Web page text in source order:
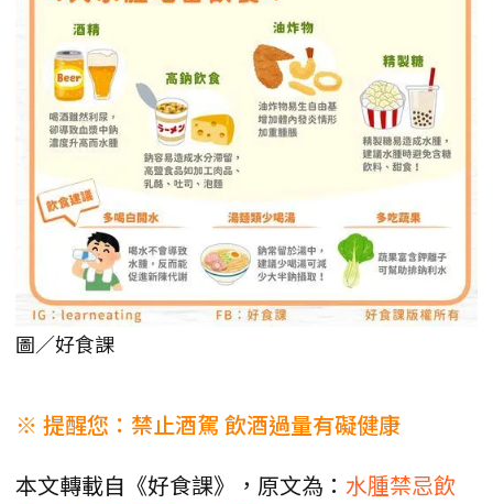
圖／好食課
※ 提醒您：禁止酒駕 飲酒過量有礙健康
本文轉載自《好食課》，原文為： 水腫禁忌飲